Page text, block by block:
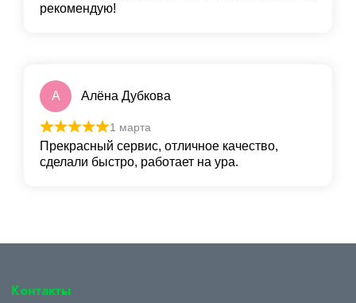
рекомендую!
А Алёна Дубкова
1 марта
Прекрасный сервис, отличное качество,
сделали быстро, работает на ура.
Контакты